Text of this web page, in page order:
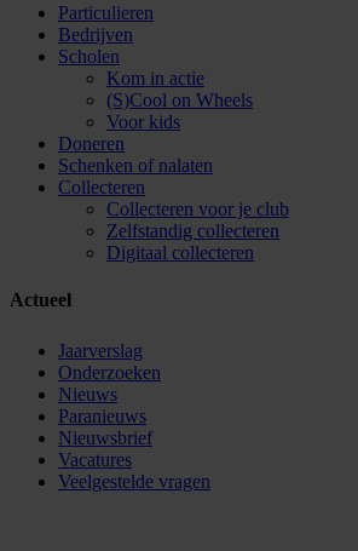
Particulieren
Bedrijven
Scholen
Kom in actie
(S)Cool on Wheels
Voor kids
Doneren
Schenken of nalaten
Collecteren
Collecteren voor je club
Zelfstandig collecteren
Digitaal collecteren
Actueel
Jaarverslag
Onderzoeken
Nieuws
Paranieuws
Nieuwsbrief
Vacatures
Veelgestelde vragen